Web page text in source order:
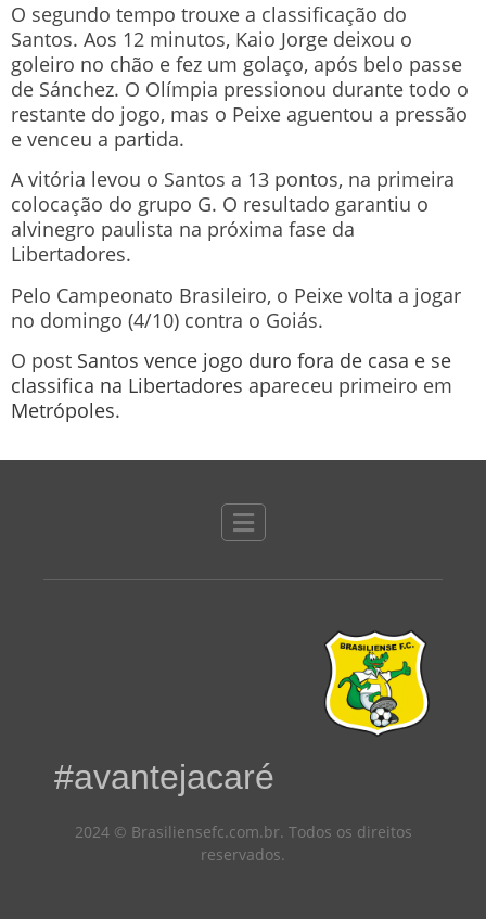
O segundo tempo trouxe a classificação do
Santos. Aos 12 minutos, Kaio Jorge deixou o
goleiro no chão e fez um golaço, após belo passe
de Sánchez. O Olímpia pressionou durante todo o
restante do jogo, mas o Peixe aguentou a pressão
e venceu a partida.
A vitória levou o Santos a 13 pontos, na primeira
colocação do grupo G. O resultado garantiu o
alvinegro paulista na próxima fase da
Libertadores.
Pelo Campeonato Brasileiro, o Peixe volta a jogar
no domingo (4/10) contra o Goiás.
O post Santos vence jogo duro fora de casa e se
classifica na Libertadores apareceu primeiro em
Metrópoles.
#avantejacaré
2024 © Brasiliensefc.com.br. Todos os direitos
reservados.